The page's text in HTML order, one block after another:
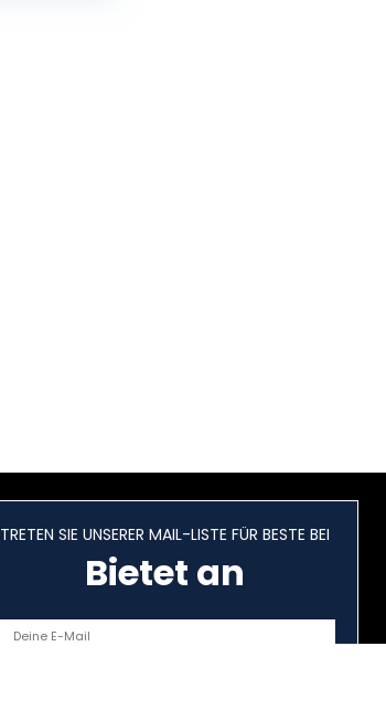
TRETEN SIE UNSERER MAIL-LISTE FÜR BESTE BEI
Bietet an